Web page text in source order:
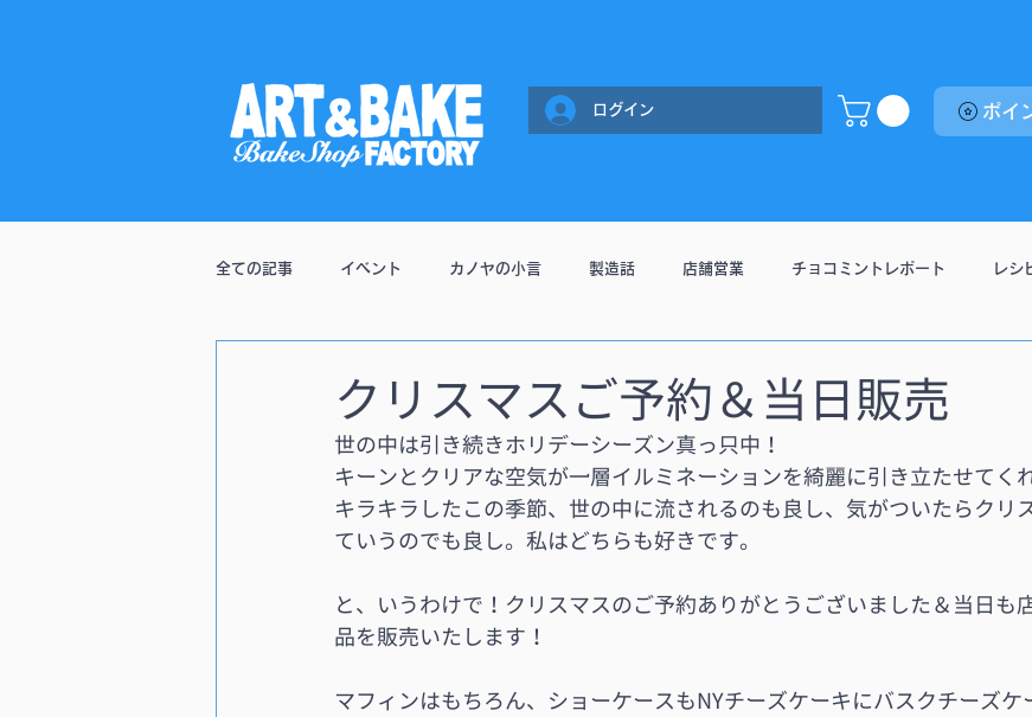
ログイン
全ての記事 イベント カノヤの小言 製造話 店舗営業 チョコミントレポート レシ
クリスマスご予約＆当日販売
世の中は引き続きホリデーシーズン真っ只中！
キーンとクリアな空気が一層イルミネーションを綺麗に引き立たせてく
キラキラしたこの季節、世の中に流されるのも良し、気がついたらクリ
ていうのでも良し。私はどちらも好きです。
と、いうわけで！クリスマスのご予約ありがとうございました＆当日も
品を販売いたします！
マフィンはもちろん、ショーケースもNYチーズケーキにバスクチーズケ